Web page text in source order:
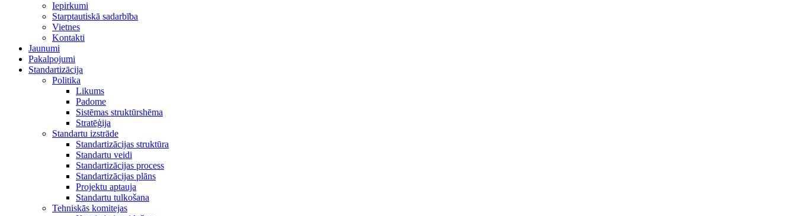
Iepirkumi
Starptautiskā sadarbība
Vietnes
Kontakti
Jaunumi
Pakalpojumi
Standartizācija
Politika
Likums
Padome
Sistēmas struktūrshēma
Stratēģija
Standartu izstrāde
Standartizācijas struktūra
Standartu veidi
Standartizācijas process
Standartizācijas plāns
Projektu aptauja
Standartu tulkošana
Tehniskās komitejas